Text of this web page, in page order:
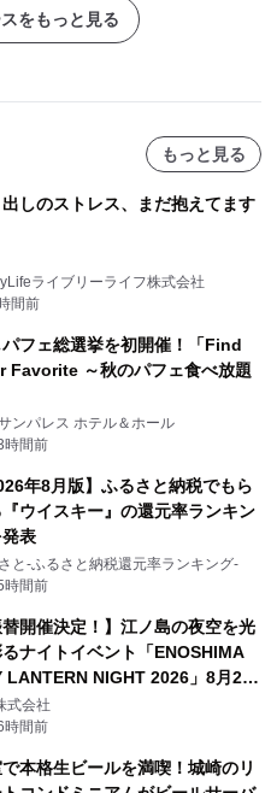
をもっと見る
もっと見る
しのストレス、まだ抱えてます
ライブリーライフ株式会社
間前
フェ総選挙を初開催！「Find
Favorite ～秋のパフェ食べ放題
ンパレス ホテル＆ホール
時間前
年8月版】ふるさと納税でもら
『ウイスキー』の還元率ランキン
表
と-ふるさと納税還元率ランキング-
時間前
替開催決定！】江ノ島の夜空を光
ナイトイベント「ENOSHIMA
LANTERN NIGHT 2026」8月22
)振替開催＆受付スタート！
式会社
時間前
本格生ビールを満喫！城崎のリ